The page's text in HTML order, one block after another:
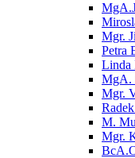
Mgr.
Petra
Linda
MgA.
Mgr.
M.
Mgr.